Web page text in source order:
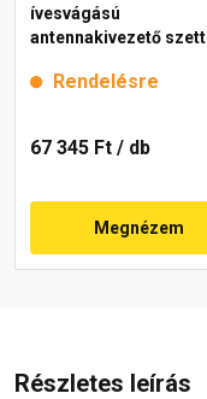
ívesvágású
antennakivezető szett
Rendelésre
67 345 Ft / db
Megnézem
Részletes leírás